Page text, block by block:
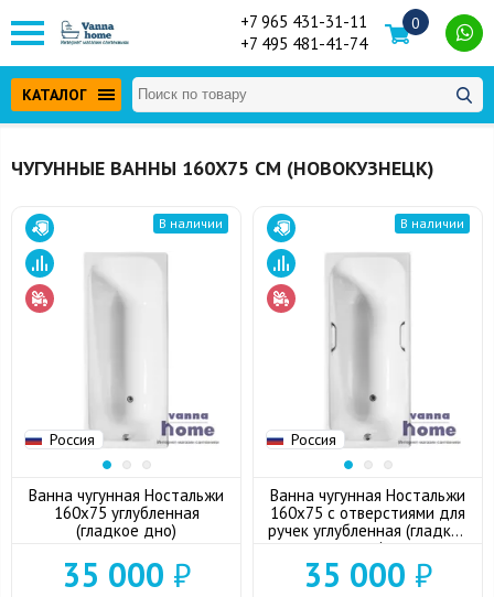
+7 965 431-31-11
+7 495 481-41-74
0
КАТАЛОГ
ЧУГУННЫЕ ВАННЫ 160Х75 СМ (НОВОКУЗНЕЦК)
Россия
В наличии
Ванна чугунная Ностальжи
160х75 углубленная
(гладкое дно)
35 000 ₽
Россия
В наличии
Ванна чугунная Ностальжи
160х75 с отверстиями для
ручек углубленная (гладкое
дно)
35 000 ₽